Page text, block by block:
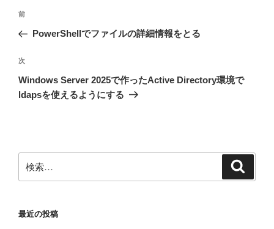
投
ナ
ビ
ゲ
ー
前
の
稿
前
PowerShellでファイルの詳細情報をとる
次
の
投
次
Windows Server 2025で作ったActive Directory環境で
ldapsを使えるようにする
索:
最近の投稿